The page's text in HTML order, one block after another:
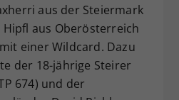
aus der Steiermark
Hipfl aus Oberösterreich
einer Wildcard. Dazu
der 18-jährige Steirer
674) und der